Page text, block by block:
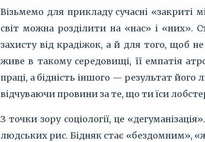
Візьмемо для прикладу сучасні «закриті
світ можна розділити на «нас» і «них».
захисту від крадіжок, а й для того, щоб
живе в такому середовищі, її емпатія
праці, а бідність іншого — результат його
відчуваючи провини за те, що ти їси
З точки зору соціології, це
людських рис. Бідняк стає «бездомним»,